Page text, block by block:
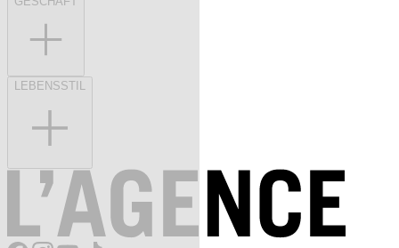
LEBENSSTIL